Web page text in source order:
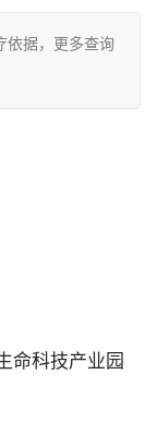
依据，更多查询
命科技产业园